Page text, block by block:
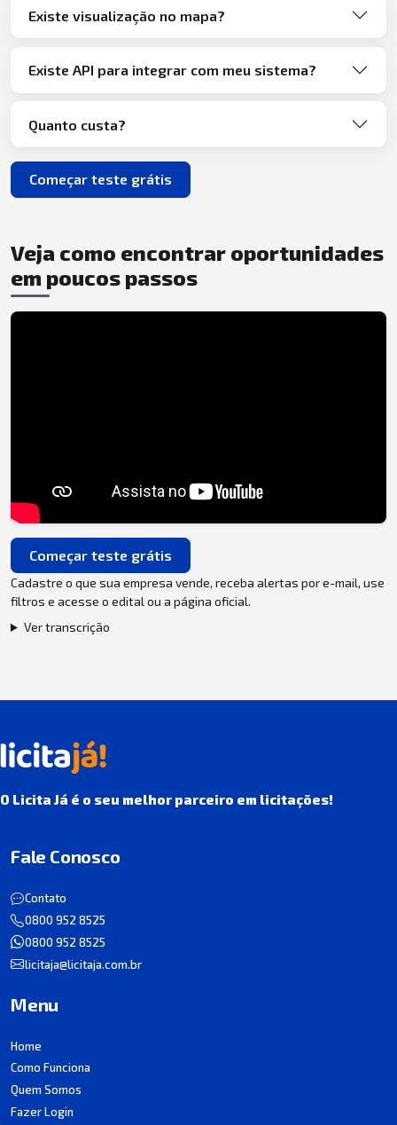
Existe visualização no mapa?
Existe API para integrar com meu sistema?
Quanto custa?
Começar teste grátis
Veja como encontrar oportunidades
em poucos passos
Começar teste grátis
Cadastre o que sua empresa vende, receba alertas por e-mail, use
filtros e acesse o edital ou a página oficial.
Ver transcrição
O Licita Já é o seu melhor parceiro em licitações!
Fale Conosco
Contato
0800 952 8525
0800 952 8525
licitaja@licitaja.com.br
Menu
Home
Como Funciona
Quem Somos
Fazer Login